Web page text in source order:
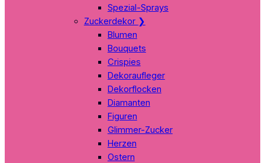
Spezial-Sprays
Zuckerdekor ❯
Blumen
Bouquets
Crispies
Dekoraufleger
Dekorflocken
Diamanten
Figuren
Glimmer-Zucker
Herzen
Ostern